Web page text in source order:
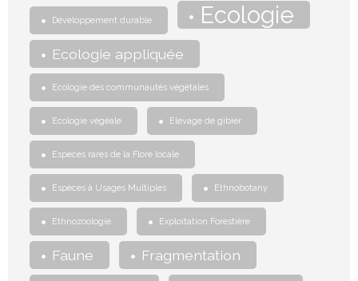
Développement durable Ecologie
Ecologie appliquée
Ecologie des communautés végétales
Ecologie végéale Elevage de gibier
Espèces rares de la Flore locale
Espèces à Usages Multiples Ethnobotany
Ethnozoologie Exploitation Forestière
Faune Fragmentation